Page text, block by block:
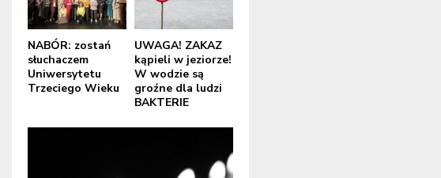
NABÓR: zostań
słuchaczem
Uniwersytetu
Trzeciego Wieku
UWAGA! ZAKAZ
kąpieli w jeziorze!
W wodzie są
groźne dla ludzi
BAKTERIE